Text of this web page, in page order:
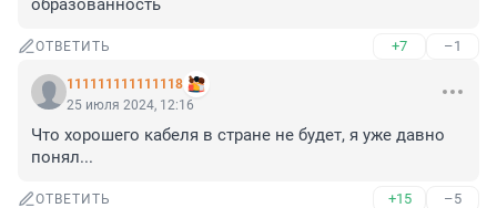
образованность
ОТВЕТИТЬ +7 –1
111111111111118
25 июля 2024, 12:16
Что хорошего кабеля в стране не будет, я уже давно
понял...
ОТВЕТИТЬ +15 –5